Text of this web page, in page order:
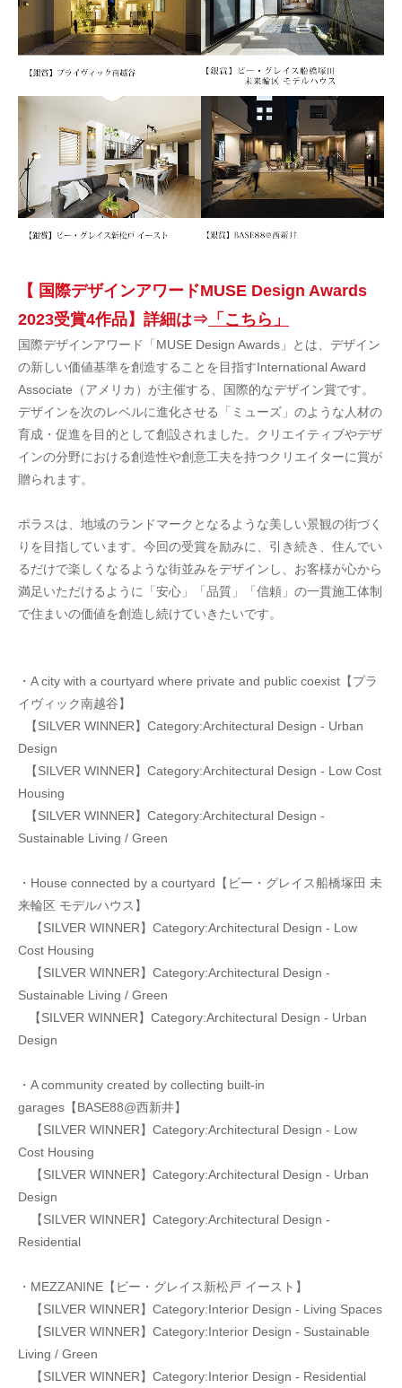
【 国際デザインアワードMUSE Design Awards
2023受賞4作品】詳細は⇒ 「こちら」
国際デザインアワード「MUSE Design Awards」とは、デザイン
の新しい価値基準を創造することを目指すInternational Award
Associate（アメリカ）が主催する、国際的なデザイン賞です。
デザインを次のレベルに進化させる「ミューズ」のような人材の
育成・促進を目的として創設されました。クリエイティブやデザ
インの分野における創造性や創意工夫を持つクリエイターに賞が
贈られます。
ポラスは、地域のランドマークとなるような美しい景観の街づく
りを目指しています。今回の受賞を励みに、引き続き、住んでい
るだけで楽しくなるような街並みをデザインし、お客様が心から
満足いただけるように「安心」「品質」「信頼」の一貫施工体制
で住まいの価値を創造し続けていきたいです。
・A city with a courtyard where private and public coexist【プラ
イヴィック南越谷】
【SILVER WINNER】Category:Architectural Design - Urban
Design
【SILVER WINNER】Category:Architectural Design - Low Cost
Housing
【SILVER WINNER】Category:Architectural Design -
Sustainable Living / Green
・House connected by a courtyard【ビー・グレイス船橋塚田 未
来輪区 モデルハウス】
【SILVER WINNER】Category:Architectural Design - Low
Cost Housing
【SILVER WINNER】Category:Architectural Design -
Sustainable Living / Green
【SILVER WINNER】Category:Architectural Design - Urban
Design
・A community created by collecting built-in
garages【BASE88@西新井】
【SILVER WINNER】Category:Architectural Design - Low
Cost Housing
【SILVER WINNER】Category:Architectural Design - Urban
Design
【SILVER WINNER】Category:Architectural Design -
Residential
・MEZZANINE【ビー・グレイス新松戸 イースト】
【SILVER WINNER】Category:Interior Design - Living Spaces
【SILVER WINNER】Category:Interior Design - Sustainable
Living / Green
【SILVER WINNER】Category:Interior Design - Residential